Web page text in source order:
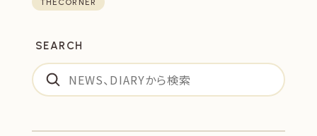
THECORNER
SEARCH